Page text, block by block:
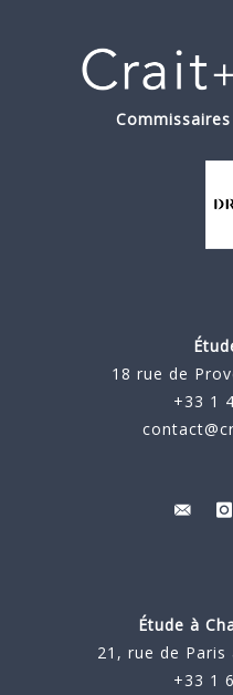
18 rue de
+33 1
Étude à
21, rue de
+33 1